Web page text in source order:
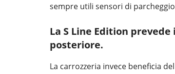
sempre utili sensori di
La S Line Edition
posteriore.
La carrozzeria invece beneficia